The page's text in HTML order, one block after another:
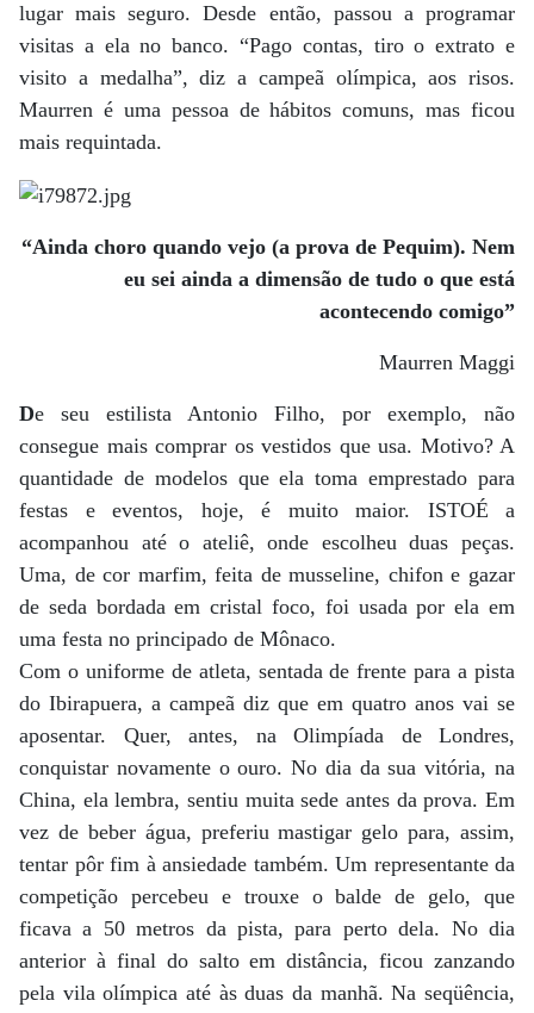
lugar mais seguro. Desde então, passou a programar
visitas a ela no banco. “Pago contas, tiro o extrato e
visito a medalha”, diz a campeã olímpica, aos risos.
Maurren é uma pessoa de hábitos comuns, mas ficou
mais requintada.
“Ainda choro quando vejo (a prova de Pequim). Nem
eu sei ainda a dimensão de tudo o que está
acontecendo comigo”
Maurren Maggi
De seu estilista Antonio Filho, por exemplo, não
consegue mais comprar os vestidos que usa. Motivo? A
quantidade de modelos que ela toma emprestado para
festas e eventos, hoje, é muito maior. ISTOÉ a
acompanhou até o ateliê, onde escolheu duas peças.
Uma, de cor marfim, feita de musseline, chifon e gazar
de seda bordada em cristal foco, foi usada por ela em
uma festa no principado de Mônaco.
Com o uniforme de atleta, sentada de frente para a pista
do Ibirapuera, a campeã diz que em quatro anos vai se
aposentar. Quer, antes, na Olimpíada de Londres,
conquistar novamente o ouro. No dia da sua vitória, na
China, ela lembra, sentiu muita sede antes da prova. Em
vez de beber água, preferiu mastigar gelo para, assim,
tentar pôr fim à ansiedade também. Um representante da
competição percebeu e trouxe o balde de gelo, que
ficava a 50 metros da pista, para perto dela. No dia
anterior à final do salto em distância, ficou zanzando
pela vila olímpica até às duas da manhã. Na seqüência,